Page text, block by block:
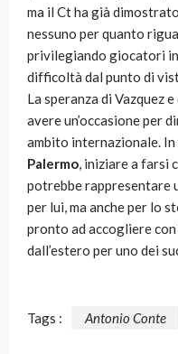
ma il Ct ha già
nessuno per quanto
privilegiando giocatori
difficoltà dal punto di
La speranza di Vazquez
avere un’occasione per
ambito internazionale.
Palermo, iniziare a farsi
potrebbe rappresentare
per lui, ma anche per lo
pronto ad accogliere
dall’estero per uno dei
Tags : Antonio Conte